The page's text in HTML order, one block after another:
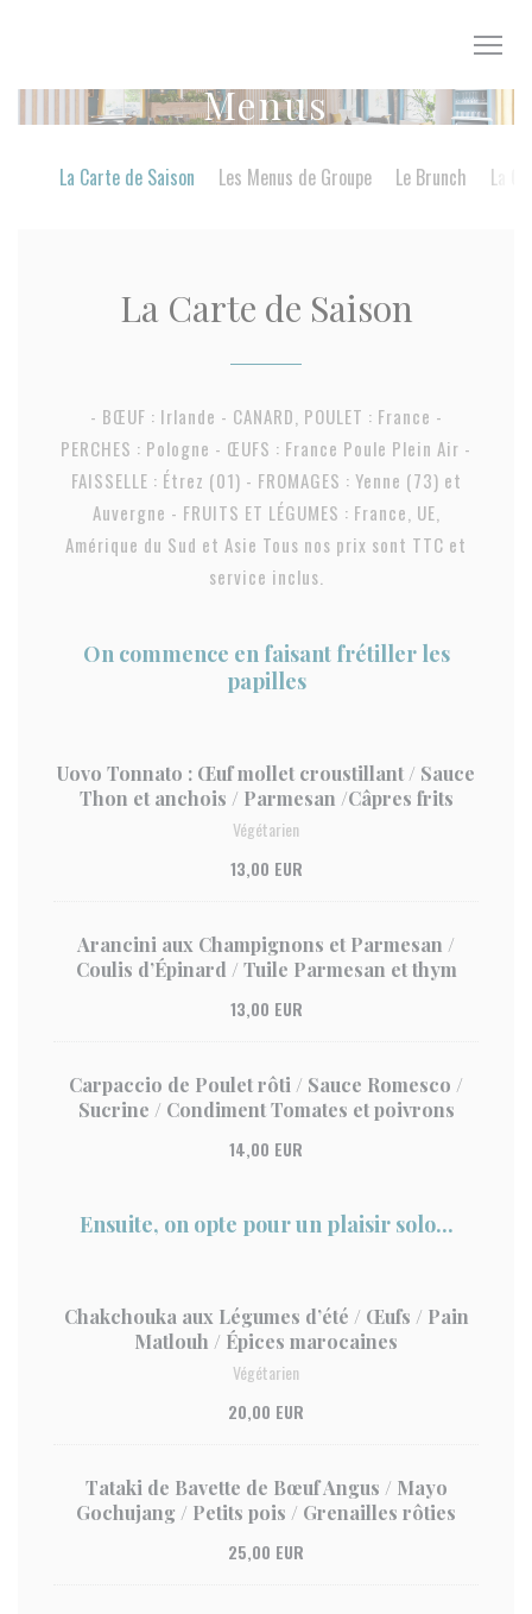
Menus
La Carte de Saison Les Menus de Groupe Le Brunch La
La Carte de Saison
- BŒUF : Irlande - CANARD, POULET : France -
PERCHES : Pologne - ŒUFS : France Poule Plein Air -
FAISSELLE : Étrez (01) - FROMAGES : Yenne (73) et
Auvergne - FRUITS ET LÉGUMES : France, UE,
Amérique du Sud et Asie Tous nos prix sont TTC et
service inclus.
On commence en faisant frétiller les
papilles
Uovo Tonnato : Œuf mollet croustillant / Sauce
Thon et anchois / Parmesan /Câpres frits
Végétarien
13,00 EUR
Arancini aux Champignons et Parmesan /
Coulis d’Épinard / Tuile Parmesan et thym
13,00 EUR
Carpaccio de Poulet rôti / Sauce Romesco /
Sucrine / Condiment Tomates et poivrons
14,00 EUR
Ensuite, on opte pour un plaisir solo...
Chakchouka aux Légumes d’été / Œufs / Pain
Matlouh / Épices marocaines
Végétarien
20,00 EUR
Tataki de Bavette de Bœuf Angus / Mayo
Gochujang / Petits pois / Grenailles rôties
25,00 EUR